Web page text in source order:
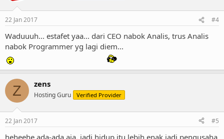
22 Jan 2017 #4
Waduuuh... estafet yaa... dari CEO nabok Analis, trus Analis
nabok Programmer yg lagi diem...
Z zens
Hosting Guru Verified Provider
22 Jan 2017 #5
heheehe ada-ada aja, jadi hidup itu lebih enak jadi pengusaha